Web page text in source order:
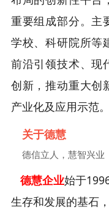
重要组成部分。主
学校、科研院所等
前沿引领技术、现
创新，推动重大创
产业化及应用示范。
关于德慧
德信立人，慧智兴业
德慧企业始于
生存和发展的基石